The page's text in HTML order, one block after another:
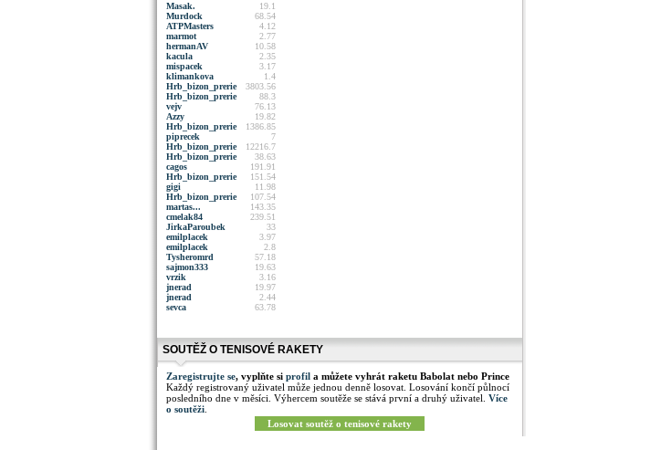
Masak.
19.1
Murdock
68.54
ATPMasters
4.12
marmot
2.77
hermanAV
10.58
kacula
2.35
mispacek
3.17
klimankova
1.4
Hrb_bizon_prerie
3803.56
Hrb_bizon_prerie
88.3
vejv
76.13
Azzy
19.82
Hrb_bizon_prerie
1386.85
piprecek
7
Hrb_bizon_prerie
12216.7
Hrb_bizon_prerie
38.63
cagos
191.91
Hrb_bizon_prerie
151.54
gigi
11.98
Hrb_bizon_prerie
107.54
martas...
143.35
cmelak84
239.51
JirkaParoubek
33
emilplacek
3.97
emilplacek
2.8
Tysheromrd
57.18
sajmon333
19.63
vrzik
3.16
jnerad
19.97
jnerad
2.44
sevca
63.78
SOUTĚŽ O TENISOVÉ RAKETY
Zaregistrujte se, vyplňte si profil a můžete vyhrát raketu Babolat nebo Prince
Každý registrovaný uživatel může jednou denně losovat. Losování končí půlnocí
posledního dne v měsíci. Výhercem soutěže se stává první a druhý uživatel. Více
o soutěži
Losovat soutěž o tenisové rakety